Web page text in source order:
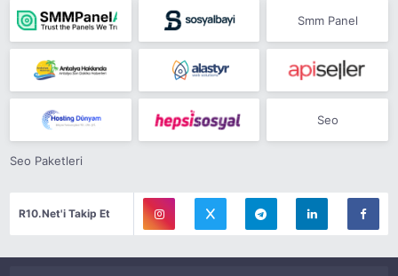
Smm Panel
Seo
Seo Paketleri
R10.Net'i Takip Et